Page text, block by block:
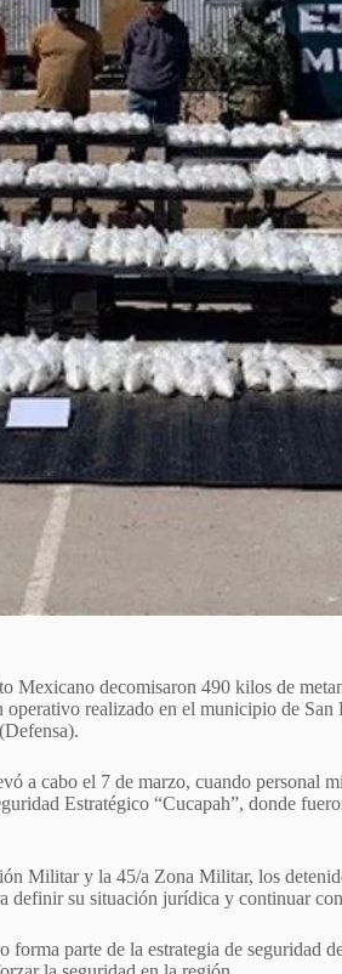
Mexicano decomisaron 490 kilos de
operativo realizado en el municipio de
a cabo el 7 de marzo, cuando personal
Estratégico “Cucapah”, donde
Militar y la 45/a Zona Militar, los
definir su situación jurídica y continuar
forma parte de la estrategia de seguridad